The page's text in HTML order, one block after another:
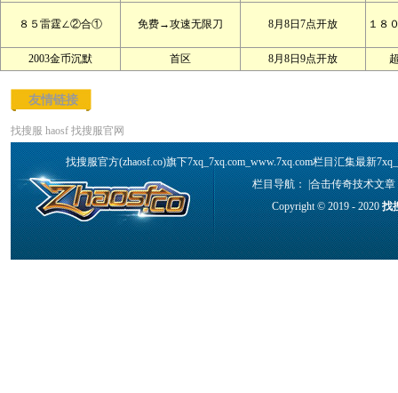
８５雷霆∠②合① 免费→攻速无限刀 8月8日7点开放 １８
2003金币沉默 首区 8月8日9点开放
友情链接
找搜服 haosf 找搜服官网
找搜服官方(zhaosf.co)旗下7xq_7xq.com_www.7xq.com栏目汇集最新
栏目导航： |合击传奇技术文章
Copyright © 2019 - 2020找